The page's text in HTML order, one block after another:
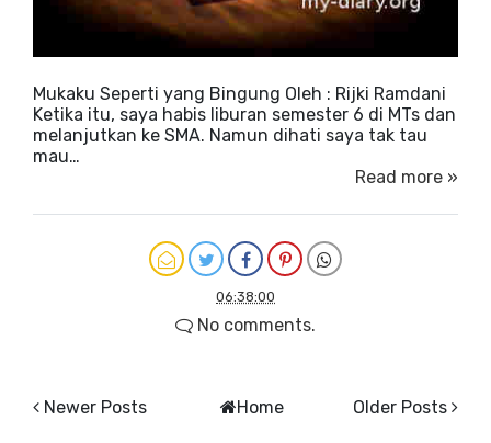
Mukaku Seperti yang Bingung Oleh : Rijki Ramdani
Ketika itu, saya habis liburan semester 6 di MTs dan
melanjutkan ke SMA. Namun dihati saya tak tau
mau…
Read more »
06:38:00
No comments.
Newer Posts Older Posts
Home